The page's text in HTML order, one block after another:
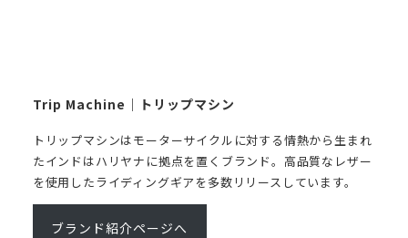
Trip Machine｜トリップマシン
トリップマシンはモーターサイクルに対する情熱から生まれ
たインドはハリヤナに拠点を置くブランド。高品質なレザー
を使用したライディングギアを多数リリースしています。
ブランド紹介ページへ